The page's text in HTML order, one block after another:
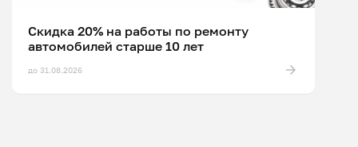
Скидка 20% на работы по ремонту
автомобилей старше 10 лет
до 31.08.2026